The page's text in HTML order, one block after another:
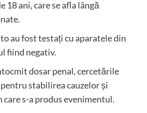
18 ani, care se afla lângă
au fost testați cu aparatele din
fiind negativ.
dosar penal, cercetările
stabilirea cauzelor și
s-a produs evenimentul.